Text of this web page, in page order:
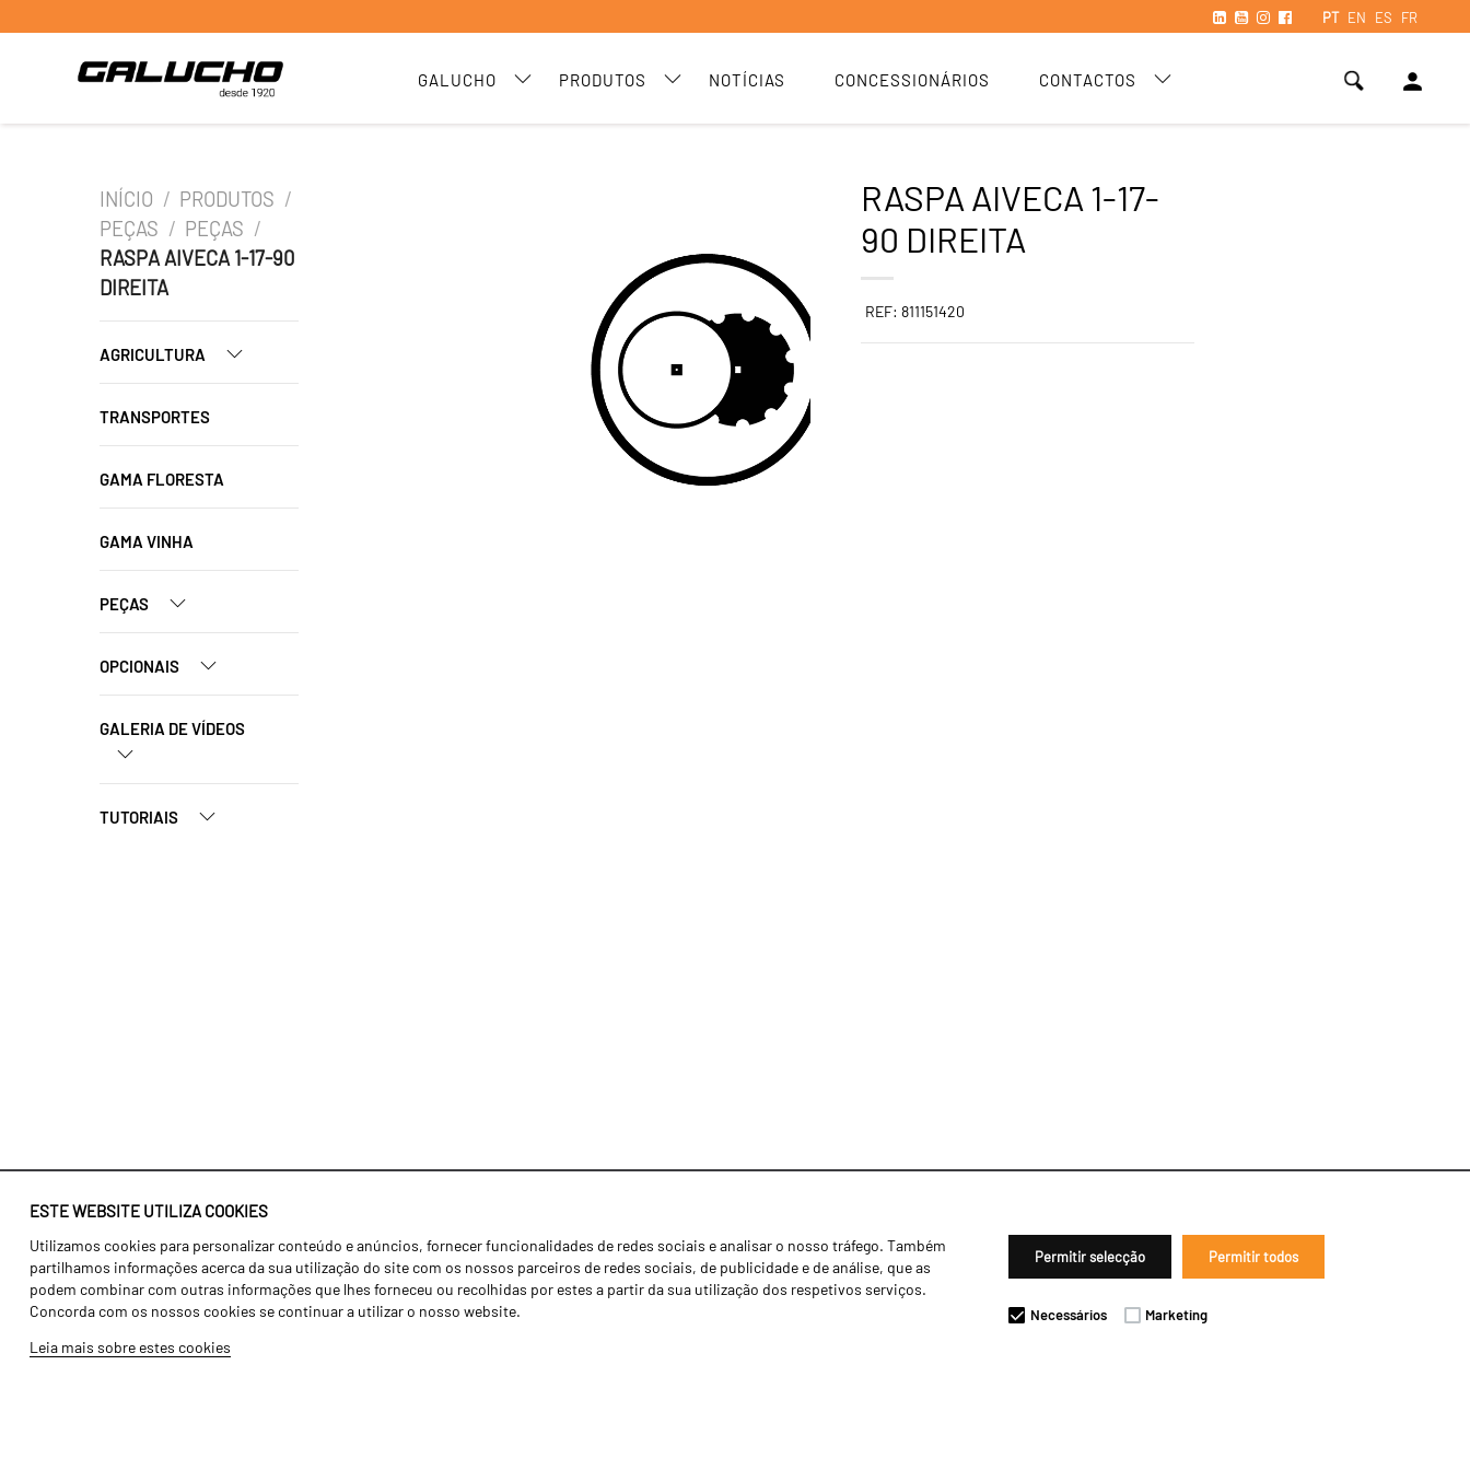
PT EN ES FR
GALUCHO PRODUTOS NOTÍCIAS CONCESSIONÁRIOS CONTACTOS person
ESTE WEBSITE UTILIZA COOKIES
Utilizamos cookies para personalizar conteúdo e anúncios, fornecer funcionalidades de redes sociais e analisar o nosso tráfego. Também
partilhamos informações acerca da sua utilização do site com os nossos parceiros de redes sociais, de publicidade e de análise, que as
podem combinar com outras informações que lhes forneceu ou recolhidas por estes a partir da sua utilização dos respetivos serviços.
Concorda com os nossos cookies se continuar a utilizar o nosso website.
Leia mais sobre estes cookies
Permitir selecção Permitir todos
Necessários Marketing
INÍCIO / PRODUTOS /
PEÇAS / PEÇAS /
RASPA AIVECA 1-17-90
DIREITA
AGRICULTURA
TRANSPORTES
GAMA FLORESTA
GAMA VINHA
PEÇAS
OPCIONAIS
GALERIA DE VÍDEOS
TUTORIAIS
RASPA AIVECA 1-17-
90 DIREITA
REF: 811151420
Identidade
História
Fábrica / Produção
Recursos Humanos
Agricultura
Transportes
Gama Floresta
Notícias
Concessionários